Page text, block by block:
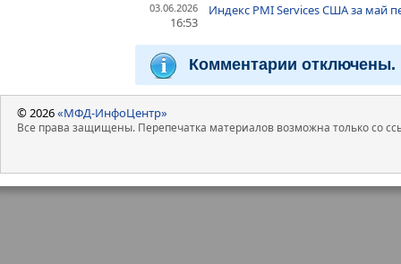
03.06.2026
16:53
Индекс PMI Services США за май
Комментарии отключены.
© 2026«МФД-ИнфоЦентр»
Все права защищены. Перепечатка материалов возможна только со